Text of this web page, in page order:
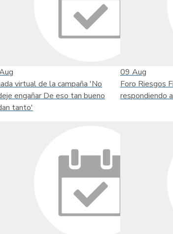
virtual de la campaña 'No
engañar De eso tan bueno
tanto'
09 Aug
Foro Riesgos
respondiendo